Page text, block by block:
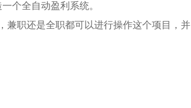
个全自动盈利系统。
兼职还是全职都可以进行操作这个项目，并